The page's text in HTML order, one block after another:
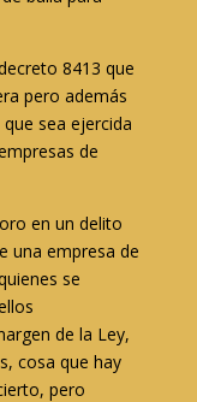
8413 que
pero además
sea ejercida
de
en un delito
una empresa de
se
de la Ley,
cosa que hay
pero